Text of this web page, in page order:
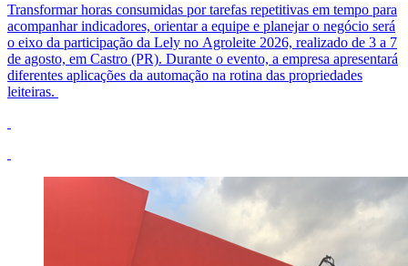
Transformar horas consumidas por tarefas repetitivas em tempo para
acompanhar indicadores, orientar a equipe e planejar o negócio será
o eixo da participação da Lely no Agroleite 2026, realizado de 3 a 7
de agosto, em Castro (PR). Durante o evento, a empresa apresentará
diferentes aplicações da automação na rotina das propriedades
leiteiras.